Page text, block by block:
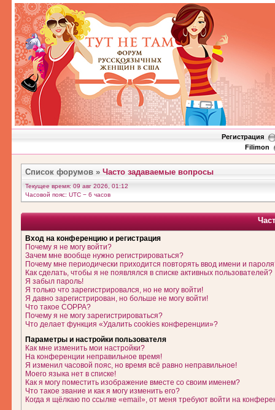
Регистрация
Filimon
Список форумов » Часто задаваемые вопросы
Текущее время: 09 авг 2026, 01:12
Часовой пояс: UTC − 6 часов
Вход на конференцию и регистрация
Почему я не могу войти?
Зачем мне вообще нужно регистрироваться?
Почему мне периодически приходится повторять ввод имени и
Как сделать, чтобы я не появлялся в списке активных пользователей?
Я забыл пароль!
Я только что зарегистрировался, но не могу войти!
Я давно зарегистрирован, но больше не могу войти!
Что такое COPPA?
Почему я не могу зарегистрироваться?
Что делает функция «Удалить cookies конференции»?
Параметры и настройки пользователя
Как мне изменить мои настройки?
На конференции неправильное время!
Я изменил часовой пояс, но время всё равно неправильное!
Моего языка нет в списке!
Как я могу поместить изображение вместе со своим именем?
Что такое звание и как я могу изменить его?
Когда я щёлкаю по ссылке «email», от меня требуют войти на